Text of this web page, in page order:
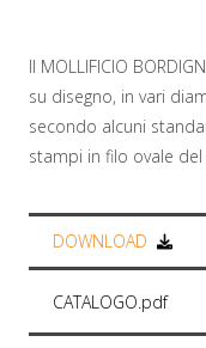
Il MOLLIFICIO
su disegno, in vari
secondo alcuni
stampi in filo ovale
DOWNLOAD
CATALOGO.pdf